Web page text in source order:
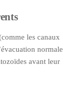
les canaux
normale
avant leur